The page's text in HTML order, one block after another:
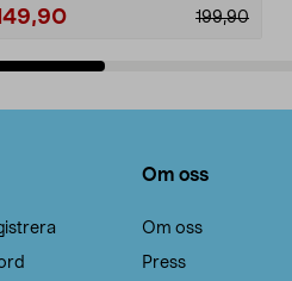
199,90
Om oss
Om oss
Press